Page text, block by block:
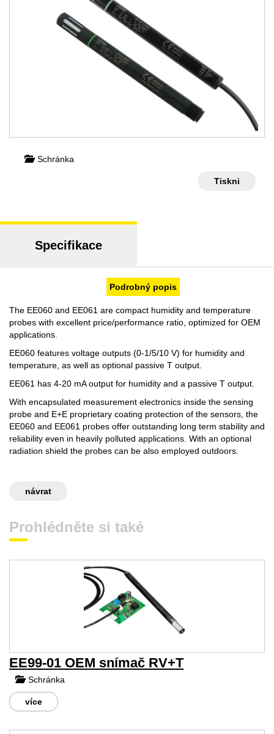
Schránka
Tiskni
Specifikace
Podrobný popis
The EE060 and EE061 are compact humidity and temperature
probes with excellent price/performance ratio, optimized for OEM
applications.
EE060 features voltage outputs (0-1/5/10 V) for humidity and
temperature, as well as optional passive T output.
EE061 has 4-20 mA output for humidity and a passive T output.
With encapsulated measurement electronics inside the sensing
probe and E+E proprietary coating protection of the sensors, the
EE060 and EE061 probes offer outstanding long term stability and
reliability even in heavily polluted applications. With an optional
radiation shield the probes can be also employed outdoors.
návrat
Prohlédněte si také
EE99-01 OEM snímač RV+T
Schránka
více